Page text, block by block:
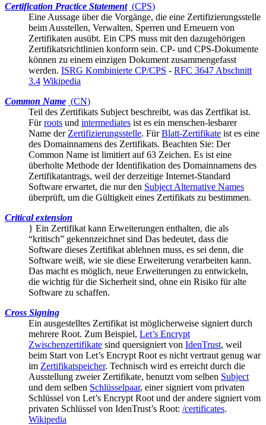
Certification Practice Statement (CPS)
Eine Aussage über die Vorgänge, die eine Zertifizierungsstelle
beim Ausstellen, Verwalten, Sperren und Erneuern von
Zertifikaten ausübt. Ein CPS muss mit den dazugehörigen
Zertifikatsrichtlinien konform sein. CP- und CPS-Dokumente
können zu einem einzigen Dokument zusammengefasst
werden. ISRG Kombinierte CP/CPS - RFC 3647 Abschnitt
3.4 Wikipedia
Common Name (CN)
Teil des Zertifikats Subject beschreibt, was das Zertfikat ist.
Fürroots und intermediates ist es ein menschen-lesbarer
Name der Zertifizierungsstelle. FürBlatt-Zertifikate ist es eine
des Domainnamens des Zertifikats. Beachten Sie: Der
Common Name ist limitiert auf 63 Zeichen. Es ist eine
überholte Methode der Identifikation des Domainnamens des
Zertifikatantrags, weil der derzeitige Internet-Standard
Software erwartet, die nur den Subject Alternative Names
überprüft, um die Gültigkeit eines Zertifikats zu bestimmen.
Critical extension
} Ein Zertifikat kann Erweiterungen enthalten, die als
“kritisch” gekennzeichnet sind Das bedeutet, dass die
Software dieses Zertifikat ablehnen muss, es sei denn, die
Software weiß, wie sie diese Erweiterung verarbeiten kann.
Das macht es möglich, neue Erweiterungen zu entwickeln,
die wichtig für die Sicherheit sind, ohne ein Risiko für alte
Software zu schaffen.
Cross Signing
Ein ausgestelltes Zertifikat ist möglicherweise signiert durch
mehrere Root. Zum Beispiel, Let’s Encrypt
Zwischenzertifikate sind quersigniert von IdenTrust, weil
beim Start von Let’s Encrypt Root es nicht vertraut genug war
im Zertifikatspeicher. Technisch wird es erreicht durch die
Ausstellung zweier Zertifikate, benutzt vom selben Subject
und dem selben Schlüsselpaar, einer signiert vom privaten
Schlüssel von Let’s Encrypt Root und der andere signiert vom
privaten Schlüssel von IdenTrust’s Root: /certificates.
Wikipedia